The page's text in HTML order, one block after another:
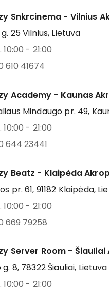
Snkrcinema - Vilnius
25 Vilnius, Lietuva
10:00 - 21:00
610 41674
Academy - Kaunas
Mindaugo pr. 49,
10:00 - 21:00
644 23441
Beatz - Klaipėda
pr. 61, 91182 Klaipėda,
10:00 - 21:00
669 79258
Server Room -
g. 8, 78322 Šiauliai, Lietuva
10:00 - 21:00